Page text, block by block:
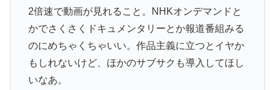
2倍速で動画が見れること。NHKオンデマンドと
かでさくさくドキュメンタリーとか報道番組みる
のにめちゃくちゃいい。作品主義に立つとイヤか
もしれないけど、ほかのサブサクも導入してほし
いなあ。